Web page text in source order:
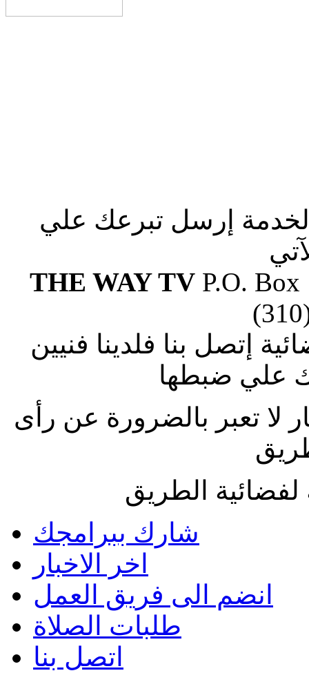
إرسل تبرعك علي
THE WAY TVP.O. Box
إتصل بنا فلدينا فنيين
علي ضبطها
لا تعبر بالضرورة عن رأى
الطريق
شارك ببرامجك
اخر الاخبار
انضم الى فريق العمل
طلبات الصلاة
اتصل بنا